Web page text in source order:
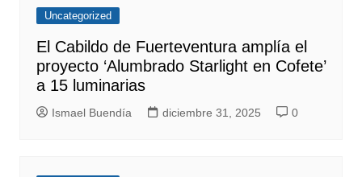
Uncategorized
El Cabildo de Fuerteventura amplía el
proyecto ‘Alumbrado Starlight en Cofete’
a 15 luminarias
Ismael Buendía diciembre 31, 2025 0